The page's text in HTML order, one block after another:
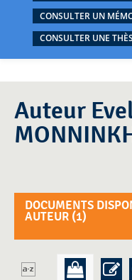
CONSULTER UN
CONSULTER UNE
Auteur Evelyn
DOCUMENTS
AUTEUR (1)